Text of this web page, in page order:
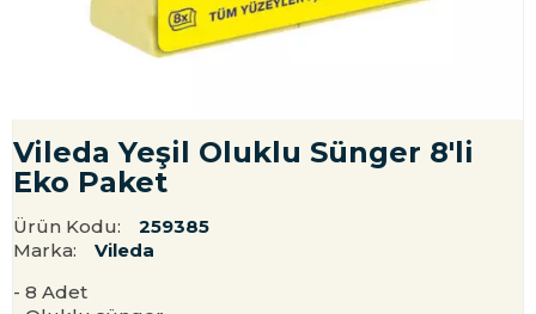
Vileda Yeşil Oluklu Sünger 8'li
Eko Paket
Ürün Kodu:
259385
Marka:
Vileda
- 8 Adet